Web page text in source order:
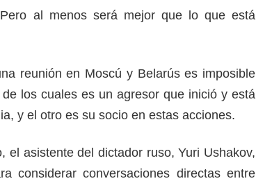
al menos será mejor que lo que está
reunión en Moscú y Belarús es imposible
los cuales es un agresor que inició y está
y el otro es su socio en estas acciones.
el asistente del dictador ruso, Yuri Ushakov,
considerar conversaciones directas entre